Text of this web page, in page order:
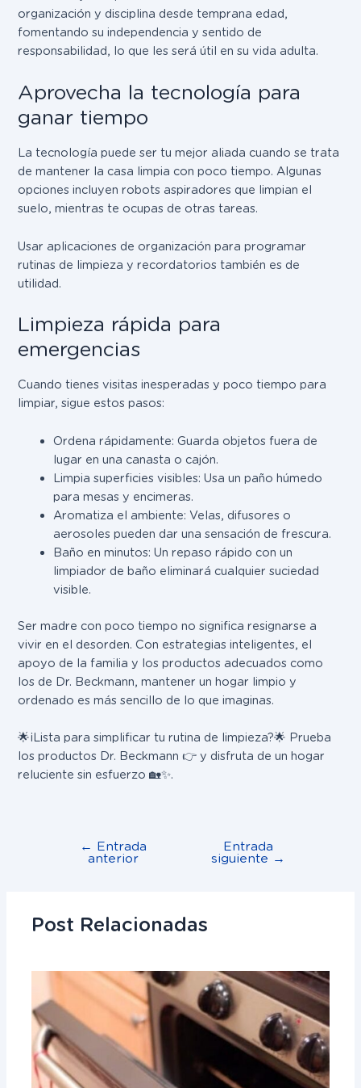
organización y disciplina desde temprana edad,
fomentando su independencia y sentido de
responsabilidad, lo que les será útil en su vida adulta.
Aprovecha la tecnología para
ganar tiempo
La tecnología puede ser tu mejor aliada cuando se trata
de mantener la casa limpia con poco tiempo. Algunas
opciones incluyen robots aspiradores que limpian el
suelo, mientras te ocupas de otras tareas.
Usar aplicaciones de organización para programar
rutinas de limpieza y recordatorios también es de
utilidad.
Limpieza rápida para
emergencias
Cuando tienes visitas inesperadas y poco tiempo para
limpiar, sigue estos pasos:
Ordena rápidamente: Guarda objetos fuera de
lugar en una canasta o cajón.
Limpia superficies visibles: Usa un paño húmedo
para mesas y encimeras.
Aromatiza el ambiente: Velas, difusores o
aerosoles pueden dar una sensación de frescura.
Baño en minutos: Un repaso rápido con un
limpiador de baño eliminará cualquier suciedad
visible.
Ser madre con poco tiempo no significa resignarse a
vivir en el desorden. Con estrategias inteligentes, el
apoyo de la familia y los productos adecuados como
los de Dr. Beckmann, mantener un hogar limpio y
ordenado es más sencillo de lo que imaginas.
🌟¡Lista para simplificar tu rutina de limpieza?🌟 Prueba
los productos Dr. Beckmann 👉 y disfruta de un hogar
reluciente sin esfuerzo 🏡✨.
← Entrada
anterior
Entrada
siguiente →
Post Relacionadas